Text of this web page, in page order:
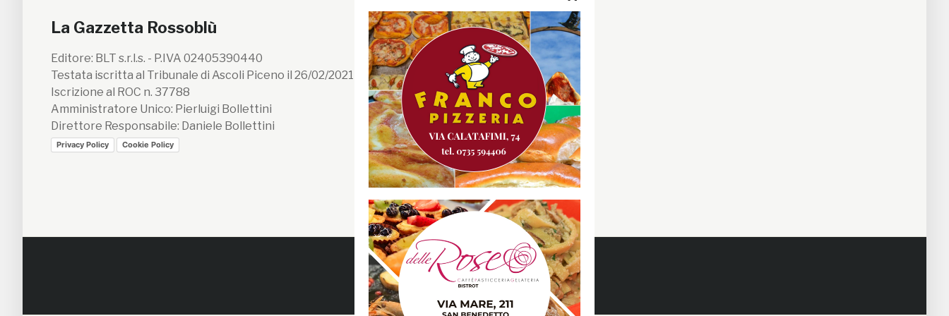
La Gazzetta Rossoblù
Editore: BLT s.r.l.s. - P.IVA 02405390440
Testata iscritta al Tribunale di Ascoli Piceno il 26/02/2021 n. 199/2021
Iscrizione al ROC n. 37788
Amministratore Unico: Pierluigi Bollettini
Direttore Responsabile: Daniele Bollettini
Privacy Policy Cookie Policy
Segui la GRB
Facebook
Instagram
Twitter
Youtube
Gazzetta RossoBlù